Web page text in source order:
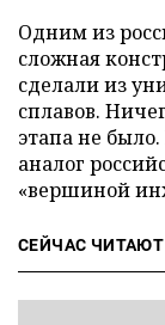
Одним из
сложная
сделали из
сплавов.
этапа не
аналог
«вершиной
СЕЙЧАС ЧИТАЮТ